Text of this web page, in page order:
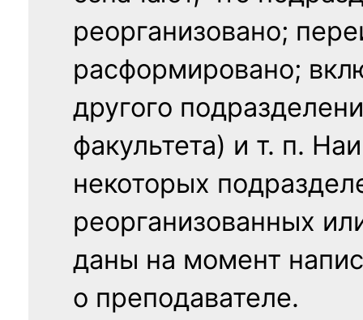
реорганизовано;
расформировано;
другого
факультета) и т. п.
некоторых
реорганизованных
даны на момент
о преподавателе.